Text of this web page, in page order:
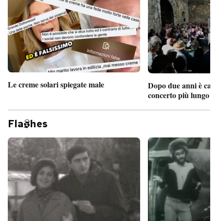
Le creme solari spiegate male
Dopo due anni è
concerto più lungo
Fla hes